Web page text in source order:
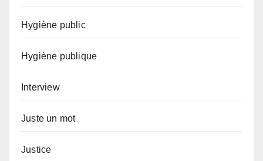
Hygiène public
Hygiène publique
Interview
Juste un mot
Justice